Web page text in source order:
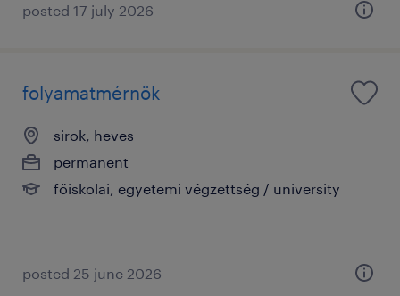
posted 17 july 2026
folyamatmérnök
sirok, heves
permanent
főiskolai, egyetemi végzettség / university
posted 25 june 2026